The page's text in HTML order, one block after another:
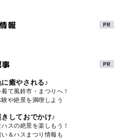
報
癒やされる♪
て風鈴市・まつりへ！
や絶景を満喫しよう
しておでかけ♪
スの絶景を楽しもう！
＆ハスまつり情報も